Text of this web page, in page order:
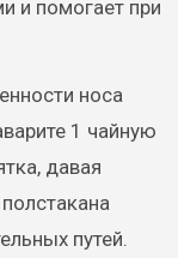
и помогает при
носа
1 чайную
давая
путей.